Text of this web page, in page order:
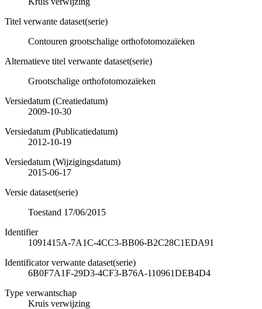
Titel verwante dataset(serie)
Contouren grootschalige orthofotomozaïeken
Alternatieve titel verwante dataset(serie)
Grootschalige orthofotomozaïeken
Versiedatum (Creatiedatum)
2009-10-30
Versiedatum (Publicatiedatum)
2012-10-19
Versiedatum (Wijzigingsdatum)
2015-06-17
Versie dataset(serie)
Toestand 17/06/2015
Identifier
1091415A-7A1C-4CC3-BB06-B2C28C1EDA91
Identificator verwante dataset(serie)
6B0F7A1F-29D3-4CF3-B76A-110961DEB4D4
Type verwantschap
Kruis verwijzing